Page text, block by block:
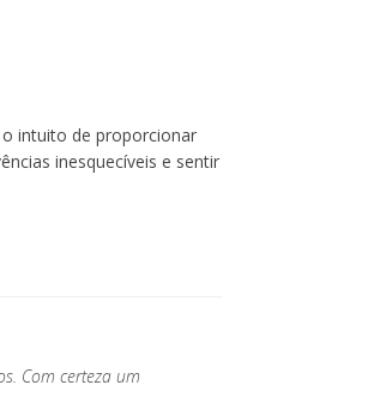
intuito de proporcionar
inesquecíveis e sentir
Com certeza um